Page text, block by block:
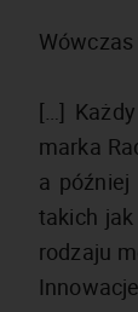
[…]
marka
a później
takich
rodzaju